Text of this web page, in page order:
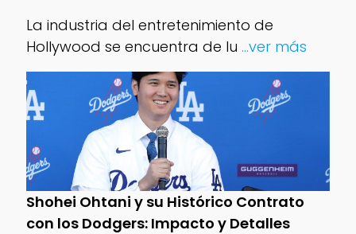
La industria del entretenimiento de
Hollywood se encuentra de lu ...ver más
Shohei Ohtani y su Histórico Contrato
con los Dodgers: Impacto y Detalles